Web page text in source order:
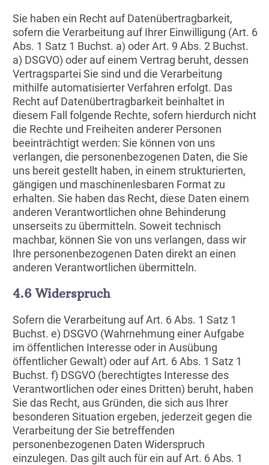
Sie haben ein Recht auf Datenübertragbarkeit,
sofern die Verarbeitung auf Ihrer Einwilligung (Art. 6
Abs. 1 Satz 1 Buchst. a) oder Art. 9 Abs. 2 Buchst.
a) DSGVO) oder auf einem Vertrag beruht, dessen
Vertragspartei Sie sind und die Verarbeitung
mithilfe automatisierter Verfahren erfolgt. Das
Recht auf Datenübertragbarkeit beinhaltet in
diesem Fall folgende Rechte, sofern hierdurch nicht
die Rechte und Freiheiten anderer Personen
beeinträchtigt werden: Sie können von uns
verlangen, die personenbezogenen Daten, die Sie
uns bereit gestellt haben, in einem strukturierten,
gängigen und maschinenlesbaren Format zu
erhalten. Sie haben das Recht, diese Daten einem
anderen Verantwortlichen ohne Behinderung
unserseits zu übermitteln. Soweit technisch
machbar, können Sie von uns verlangen, dass wir
Ihre personenbezogenen Daten direkt an einen
anderen Verantwortlichen übermitteln.
4.6 Widerspruch
Sofern die Verarbeitung auf Art. 6 Abs. 1 Satz 1
Buchst. e) DSGVO (Wahrnehmung einer Aufgabe
im öffentlichen Interesse oder in Ausübung
öffentlicher Gewalt) oder auf Art. 6 Abs. 1 Satz 1
Buchst. f) DSGVO (berechtigtes Interesse des
Verantwortlichen oder eines Dritten) beruht, haben
Sie das Recht, aus Gründen, die sich aus Ihrer
besonderen Situation ergeben, jederzeit gegen die
Verarbeitung der Sie betreffenden
personenbezogenen Daten Widerspruch
einzulegen. Das gilt auch für ein auf Art. 6 Abs. 1